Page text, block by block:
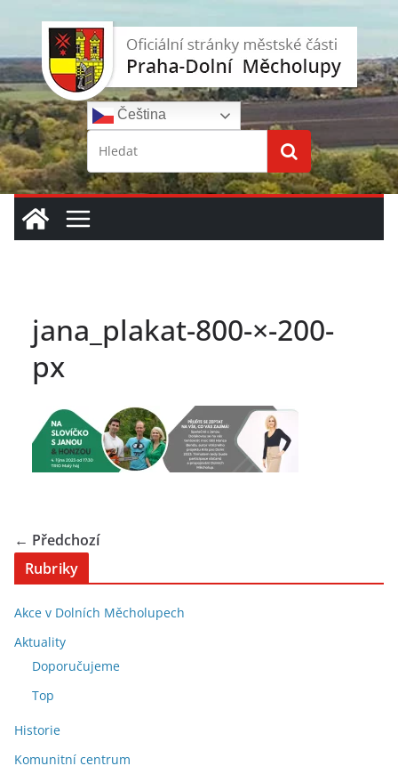
obsah
Čeština‎
jana_plakat-800-×-200-
px
← Předchozí
Rubriky
Akce v Dolních Měcholupech
Aktuality
Doporučujeme
Top
Historie
Komunitní centrum